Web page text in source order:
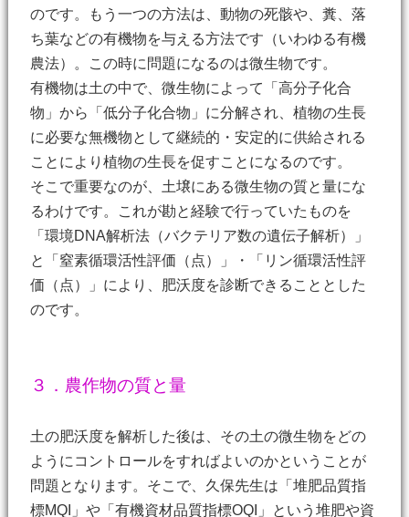
のです。もう一つの方法は、動物の死骸や、糞、落
ち葉などの有機物を与える方法です（いわゆる有機
農法）。この時に問題になるのは微生物です。
有機物は土の中で、微生物によって「高分子化合
物」から「低分子化合物」に分解され、植物の生長
に必要な無機物として継続的・安定的に供給される
ことにより植物の生長を促すことになるのです。
そこで重要なのが、土壌にある微生物の質と量にな
るわけです。これが勘と経験で行っていたものを
「環境DNA解析法（バクテリア数の遺伝子解析）」
と「窒素循環活性評価（点）」・「リン循環活性評
価（点）」により、肥沃度を診断できることとした
のです。
３．農作物の質と量
土の肥沃度を解析した後は、その土の微生物をどの
ようにコントロールをすればよいのかということが
問題となります。そこで、久保先生は「堆肥品質指
標MQI」や「有機資材品質指標OQI」という堆肥や資